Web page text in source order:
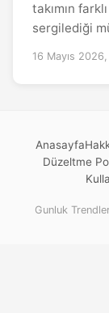
takımın
sergilediği
16 Mayıs
Anasayfa
Düzeltme
Gunluk